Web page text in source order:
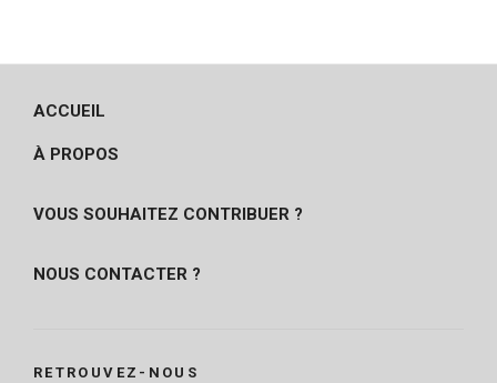
ACCUEIL
À PROPOS
VOUS SOUHAITEZ CONTRIBUER ?
NOUS CONTACTER ?
RETROUVEZ-NOUS